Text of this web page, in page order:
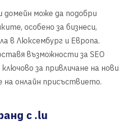
може да подобри
особено за бизнеси,
в Люксембург и Европа.
възможности за SEO
за привличане на нови
на онлайн присъствието.
с .lu